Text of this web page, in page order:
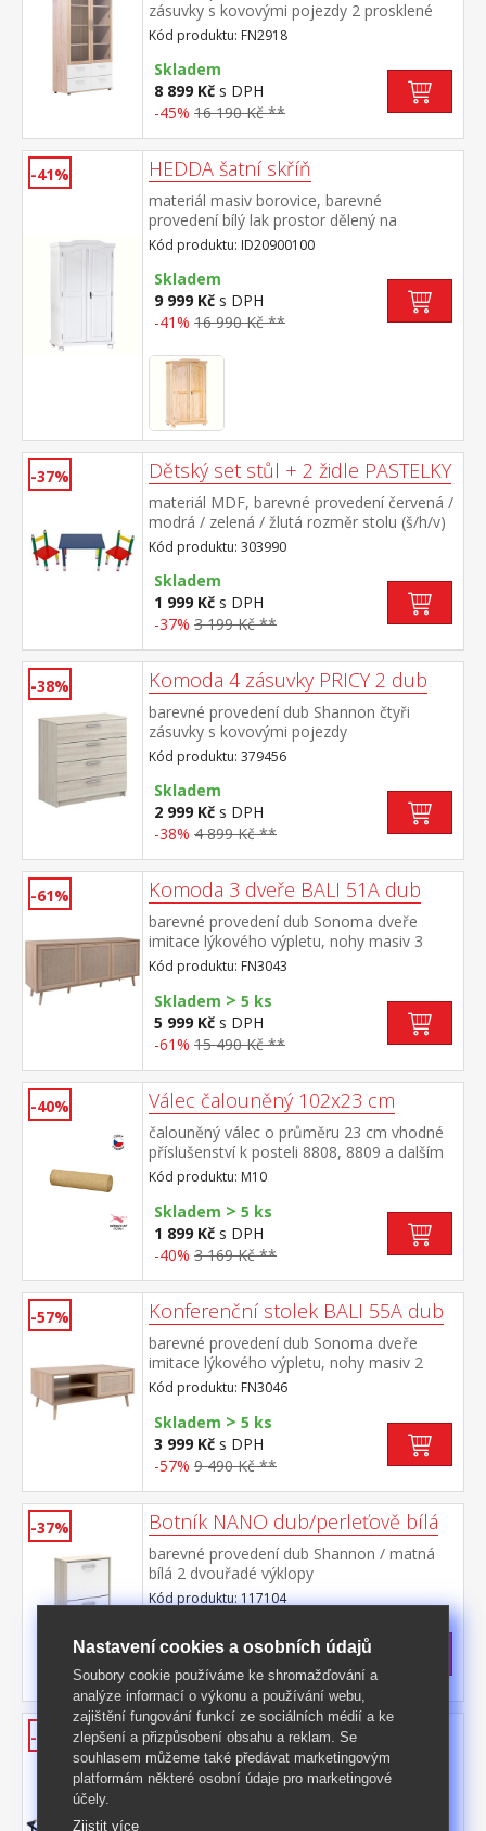
zásuvky s kovovými pojezdy 2 prosklené
dveře, 3 variabilní police
Kód produktu: FN2918
Skladem
8 899 Kč s DPH
-45% 16 190 Kč **
-41% HEDDA šatní skříň
materiál masiv borovice, barevné
provedení bílý lak prostor dělený na
poloviny polovina šatní skříň s šatní tyčí a
policí, v druhé polovině 3 variabilní
police vnitřní nepohledové desky mohou
být v provedení čirý nebo bílý lak
Kód produktu: ID20900100
Skladem
9 999 Kč s DPH
-41% 16 990 Kč **
-37% Dětský set stůl + 2 židle PASTELKY
materiál MDF, barevné provedení červená /
modrá / zelená / žlutá rozměr stolu (š/h/v)
60 × 39 × 42 cm rozměr židle (š/h/v) 28 × 28
× 50 cm
Kód produktu: 303990
Skladem
1 999 Kč s DPH
-37% 3 199 Kč **
-38% Komoda 4 zásuvky PRICY 2 dub
barevné provedení dub Shannon čtyři
zásuvky s kovovými pojezdy
Kód produktu: 379456
Skladem
2 999 Kč s DPH
-38% 4 899 Kč **
-61% Komoda 3 dveře BALI 51A dub
barevné provedení dub Sonoma dveře
imitace lýkového výpletu, nohy masiv 3
dvířka, 3 variabilní police
Kód produktu: FN3043
Skladem > 5 ks
5 999 Kč s DPH
-61% 15 490 Kč **
-40% Válec čalouněný 102x23 cm
čalouněný válec o průměru 23 cm vhodné
příslušenství k posteli 8808, 8809 a dalším
Kód produktu: M10
Skladem > 5 ks
1 899 Kč s DPH
-40% 3 169 Kč **
-57% Konferenční stolek BALI 55A dub
barevné provedení dub Sonoma dveře
imitace lýkového výpletu, nohy masiv 2
otevřené police, 1 malá dvířka
Kód produktu: FN3046
Skladem > 5 ks
3 999 Kč s DPH
-57% 9 490 Kč **
-37% Botník NANO dub/perleťově bílá
barevné provedení dub Shannon / matná
bílá 2 dvouřadé výklopy
Kód produktu: 117104
1 999 Kčs DPH
-37% 3 199 Kč **
-35%
Kovová postel AMERIKA 140x200
černá
kovový rám a nohy, barevné provedení
Nastavení cookies a osobních údajů
Soubory cookie používáme ke shromažďování a
analýze informací o výkonu a používání webu,
zajištění fungování funkcí ze sociálních médií a ke
zlepšení a přizpůsobení obsahu a reklam. Se
souhlasem můžeme také předávat marketingovým
platformám některé osobní údaje pro marketingové
účely.
Zjistit více